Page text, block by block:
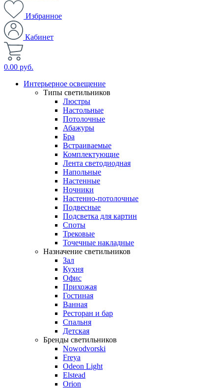
Избранное
Кабинет
0.00 руб.
Интерьерное освещение
Типы светильников
Люстры
Настольные
Потолочные
Абажуры
Бра
Встраиваемые
Комплектующие
Лента светодиодная
Напольные
Настенные
Ночники
Настенно-потолочные
Подвесные
Подсветка для картин
Споты
Трековые
Точечные накладные
Назначение светильников
Зал
Кухня
Офис
Прихожая
Гостиная
Ванная
Ресторан и бар
Спальня
Детская
Бренды светильников
Nowodvorski
Freya
Odeon Light
Elstead
Orion